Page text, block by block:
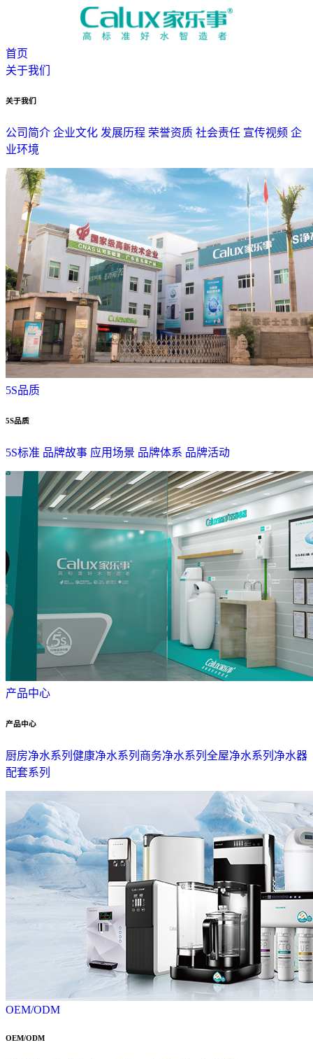
首页
关于我们
关于我们
公司简介 企业文化 发展历程 荣誉资质 社会责任 宣传视频 企
业环境
5S品质
5S品质
5S标准 品牌故事 应用场景 品牌体系 品牌活动
产品中心
产品中心
厨房净水系列 健康净水系列 商务净水系列 全屋净水系列 净水器
配套系列
OEM/ODM
OEM/ODM